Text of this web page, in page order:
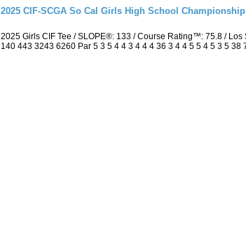
2025 CIF-SCGA So Cal Girls High School Championship
2025 Girls CIF Tee / SLOPE®: 133 / Course Rating™: 75.8 /
140 443 3243 6260 Par 5 3 5 4 4 3 4 4 4 36 3 4 4 5 5 4 5 3 5 38